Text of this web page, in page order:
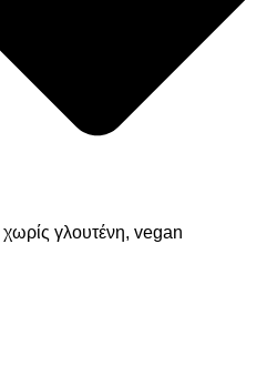
χωρίς γλουτένη, vegan